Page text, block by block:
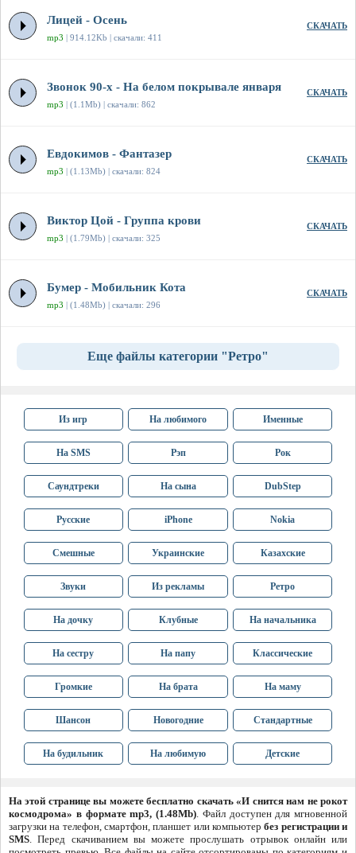
Лицей - Осень
mp3 | 914.12Kb | скачали: 411
СКАЧАТЬ
Звонок 90-х - На белом покрывале января
mp3 | (1.1Mb) | скачали: 862
СКАЧАТЬ
Евдокимов - Фантазер
mp3 | (1.13Mb) | скачали: 824
СКАЧАТЬ
Виктор Цой - Группа крови
mp3 | (1.79Mb) | скачали: 325
СКАЧАТЬ
Бумер - Мобильник Кота
mp3 | (1.48Mb) | скачали: 296
СКАЧАТЬ
Еще файлы категории "Ретро"
Из игр На любимого Именные
На SMS Рэп Рок
Саундтреки На сына DubStep
Русские iPhone Nokia
Смешные Украинские Казахские
Звуки Из рекламы Ретро
На дочку Клубные На начальника
На сестру На папу Классические
Громкие На брата На маму
Шансон Новогодние Стандартные
На будильник На любимую Детские
На этой странице вы можете бесплатно скачать «И снится нам не рокот
космодрома» в формате mp3, (1.48Mb). Файл доступен для мгновенной
загрузки на телефон, смартфон, планшет или компьютербез регистрации и
SMS. Перед скачиванием вы можете прослушать отрывок онлайн или